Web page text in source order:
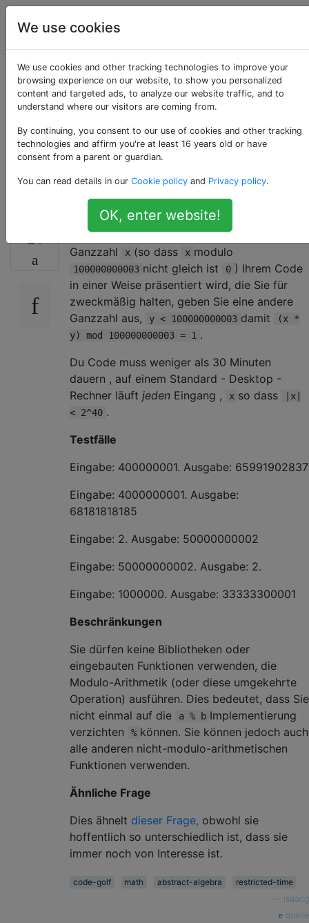
Programmierrätsel
& Code Golf
Berechnen Sie die
Inverse eines
Integer-Moduls
100000000003
21
Die Aufgabe ist die folgende. Wenn eine
Ganzzahl
x (so dass x modulo
100000000003 nicht gleich ist 0 ) Ihrem Code
in einer Weise präsentiert wird, die Sie für
zweckmäßig halten, geben Sie eine andere
Ganzzahl aus,
y < 100000000003 damit
(x *
y) mod 100000000003 = 1 .
Du Code muss weniger als 30 Minuten
dauern , auf einem Standard - Desktop -
Rechner läuft jeden Eingang , x so dass
|x|
< 2^40 .
Testfälle
Eingabe: 400000001. Ausgabe: 65991902837
Eingabe: 4000000001. Ausgabe:
68181818185
Eingabe: 2. Ausgabe: 50000000002
Eingabe: 50000000002. Ausgabe: 2.
Eingabe: 1000000. Ausgabe: 33333300001
Beschränkungen
Sie dürfen keine Bibliotheken oder
eingebauten Funktionen verwenden, die
Modulo-Arithmetik (oder diese umgekehrte
Operation) ausführen. Dies bedeutet, dass Sie
nicht einmal auf die
a % b Implementierung
verzichten
% können. Sie können jedoch auch
alle anderen nicht-modulo-arithmetischen
Funktionen verwenden.
Ähnliche Frage
Dies ähnelt dieser Frage, obwohl sie
hoffentlich so unterschiedlich ist, dass sie
immer noch von Interesse ist.
code-golf math abstract-algebra
restricted-time
isaacg
quelle
We use cookies
We use cookies and other tracking technologies to improve your
browsing experience on our website, to show you personalized
content and targeted ads, to analyze our website traffic, and to
understand where our visitors are coming from.
By continuing, you consent to our use of cookies and other tracking
technologies and affirm you're at least 16 years old or have
consent from a parent or guardian.
You can read details in our Cookie policy and Privacy policy.
OK, enter website!